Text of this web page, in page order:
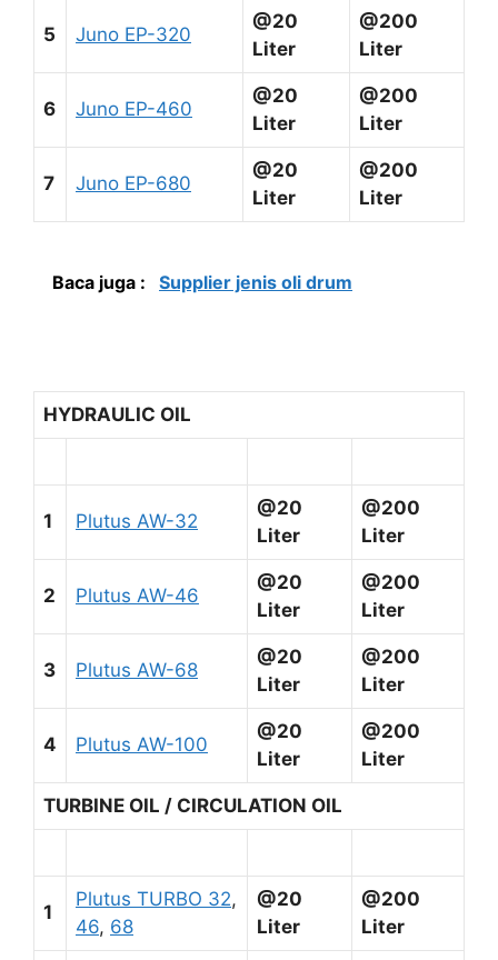
5 Juno EP-320
@20
Liter
@200
Liter
6 Juno EP-460
@20
Liter
@200
Liter
7 Juno EP-680
@20
Liter
@200
Liter
Baca juga : Supplier jenis oli drum
HYDRAULIC OIL
1 Plutus AW-32
@20
Liter
@200
Liter
2 Plutus AW-46
@20
Liter
@200
Liter
3 Plutus AW-68
@20
Liter
@200
Liter
4 Plutus AW-100
@20
Liter
@200
Liter
TURBINE OIL / CIRCULATION OIL
1
Plutus TURBO 32,
46, 68
@20
Liter
@200
Liter